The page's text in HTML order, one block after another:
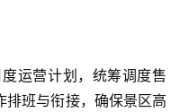
运营计划，统筹调度售
排班与衔接，确保景区高